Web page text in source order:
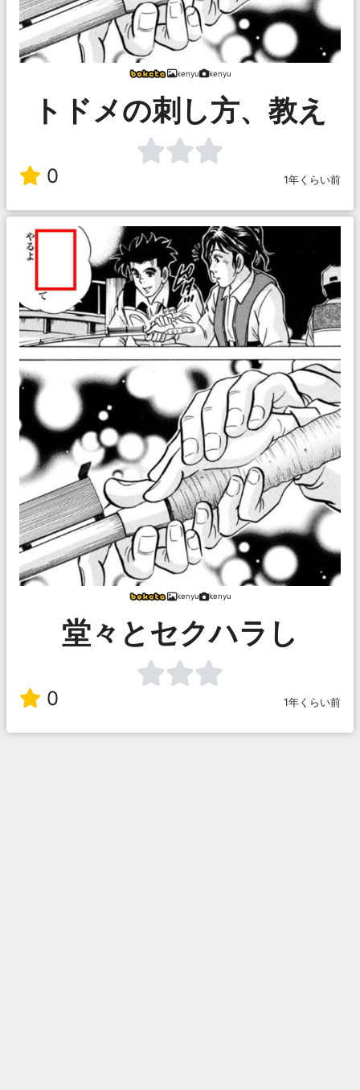
kenyu kenyu
トドメの刺し方、教え
0 1年くらい前
kenyu kenyu
堂々とセクハラし
0 1年くらい前